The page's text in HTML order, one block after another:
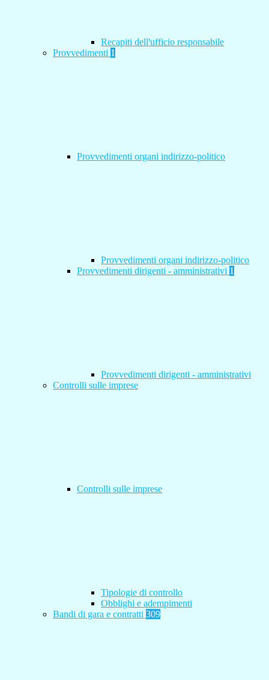
Recapiti dell'ufficio responsabile
Provvedimenti 1
Provvedimenti organi indirizzo-politico
Provvedimenti organi indirizzo-politico
Provvedimenti dirigenti - amministrativi 1
Provvedimenti dirigenti - amministrativi
Controlli sulle imprese
Controlli sulle imprese
Tipologie di controllo
Obblighi e adempimenti
Bandi di gara e contratti 309